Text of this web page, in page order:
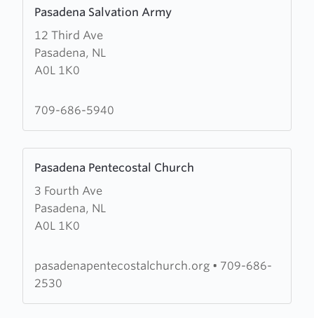
Pasadena Salvation Army
12 Third Ave
Pasadena, NL
A0L 1K0
more
about
Pasadena
Salvation
709-686-5940
Pasadena Pentecostal Church
3 Fourth Ave
Pasadena, NL
A0L 1K0
more
about
Pasadena
Pentecostal
pasadenapentecostalchurch.org • 709-686-
2530